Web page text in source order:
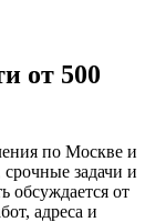
от 500
по Москве и
срочные задачи и
обсуждается от
адреса и